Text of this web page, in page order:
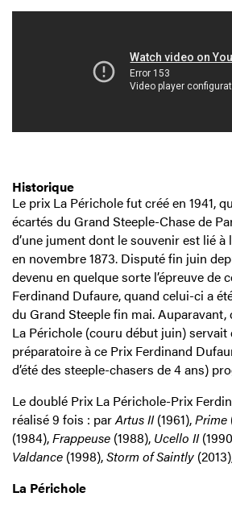
Historique
Le prix La Périchole fut créé en 1941,
écartés du Grand Steeple-Chase de
d’une jument dont le souvenir est lié à
en novembre 1873. Disputé fin juin
devenu en quelque sorte l’épreuve de
Ferdinand Dufaure, quand celui-ci a
du Grand Steeple fin mai. Auparavant,
La Périchole (couru début juin) servait
préparatoire à ce Prix Ferdinand
d’été des steeple-chasers de 4 ans)
Le doublé Prix La Périchole-Prix
réalisé 9 fois : parArtus II(1961),Prime
(1984),Frappeuse (1988), Ucello II
Valdance (1998),Storm of Saintly
La Périchole